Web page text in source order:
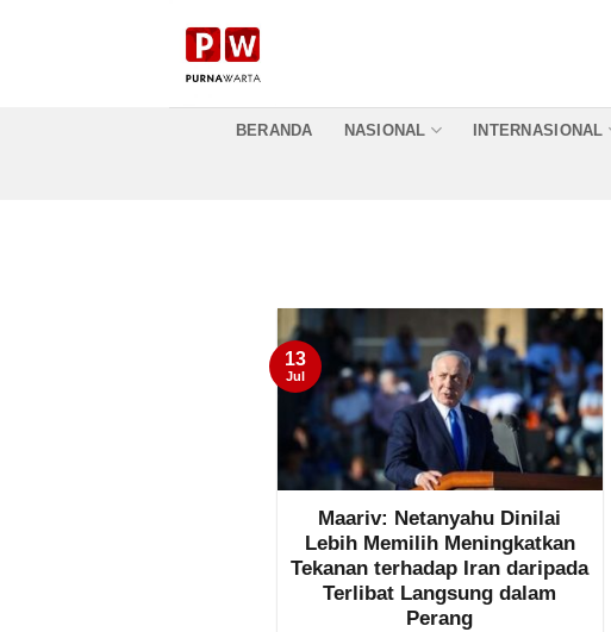
BERANDA NASIONAL INTERNASIONAL
Maariv: Netanyahu Dinilai
Lebih Memilih Meningkatkan
Tekanan terhadap Iran daripada
Terlibat Langsung dalam
Perang
13
Jul